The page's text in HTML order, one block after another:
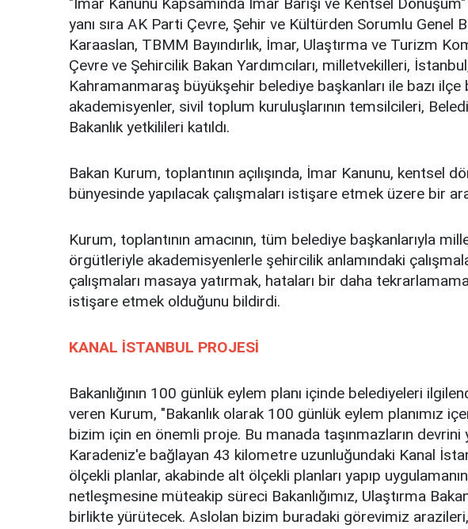
"İmar Kanunu Kapsamında İmar Barışı ve Kentsel
yanı sıra AK Parti Çevre, Şehir ve Kültürden Sorumlu Genel
Karaaslan, TBMM Bayındırlık, İmar, Ulaştırma ve Turizm
Çevre ve Şehircilik Bakan Yardımcıları, milletvekilleri,
Kahramanmaraş büyükşehir belediye başkanları ile bazı ilçe
akademisyenler, sivil toplum kuruluşlarının temsilcileri,
Bakanlık yetkilileri katıldı.
Bakan Kurum, toplantının açılışında, İmar Kanunu, kentsel
bünyesinde yapılacak çalışmaları istişare etmek üzere bir
Kurum, toplantının amacının, tüm belediye başkanlarıyla
örgütleriyle akademisyenlerle şehircilik anlamındaki
çalışmaları masaya yatırmak, hataları bir daha
istişare etmek olduğunu bildirdi.
KANAL İSTANBUL PROJESİ
Bakanlığının 100 günlük eylem planı içinde belediyeleri
veren Kurum, "Bakanlık olarak 100 günlük eylem planımız
bizim için en önemli proje. Bu manada taşınmazların devrini
Karadeniz'e bağlayan 43 kilometre uzunluğundaki Kanal
ölçekli planlar, akabinde alt ölçekli planları yapıp
netleşmesine müteakip süreci Bakanlığımız, Ulaştırma
birlikte yürütecek. Aslolan bizim buradaki görevimiz arazileri,